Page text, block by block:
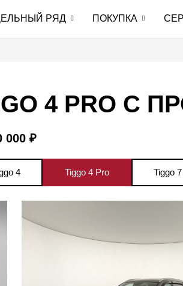
РЯД ПОКУПКА
4 PRO С
000 ₽
4 Tiggo 4 Pro Tiggo